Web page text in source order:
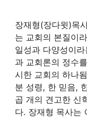
장재형(장다윗)목
는 교회의 본질이
일성과 다양성이
과 교회론의 정수
시한 교회의 하나
분 성령, 한 믿음,
곱 개의 견고한 신
다. 장재형 목사는